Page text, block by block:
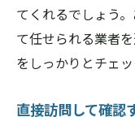
付属品と
査定前に
口コミと
てくれるでしょう
て任せられる業者
をしっかりとチェッ
直接訪問して確認